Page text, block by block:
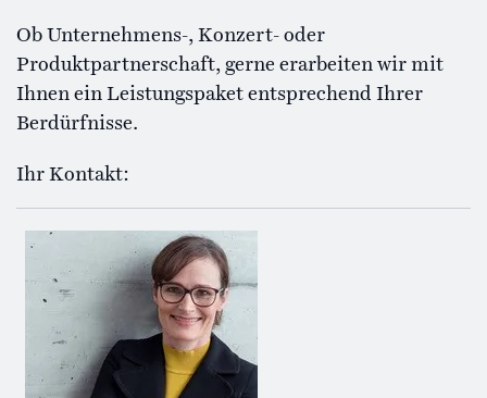
Ob Unternehmens-, Konzert- oder
Produktpartnerschaft, gerne erarbeiten wir mit
Ihnen ein Leistungspaket entsprechend Ihrer
Berdürfnisse.
Ihr Kontakt: